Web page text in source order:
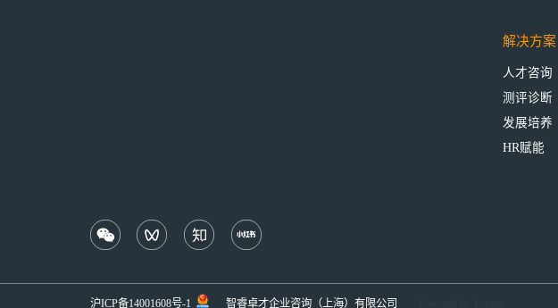
解决方案
人才咨询
测评诊断
发展培养
HR赋能
沪ICP备14001608号-1 智睿卓才企业咨询（上海）有限公司